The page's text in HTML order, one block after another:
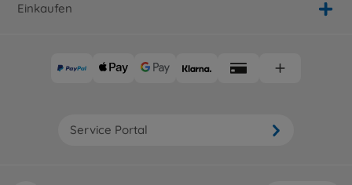
Einkaufen
Service Portal